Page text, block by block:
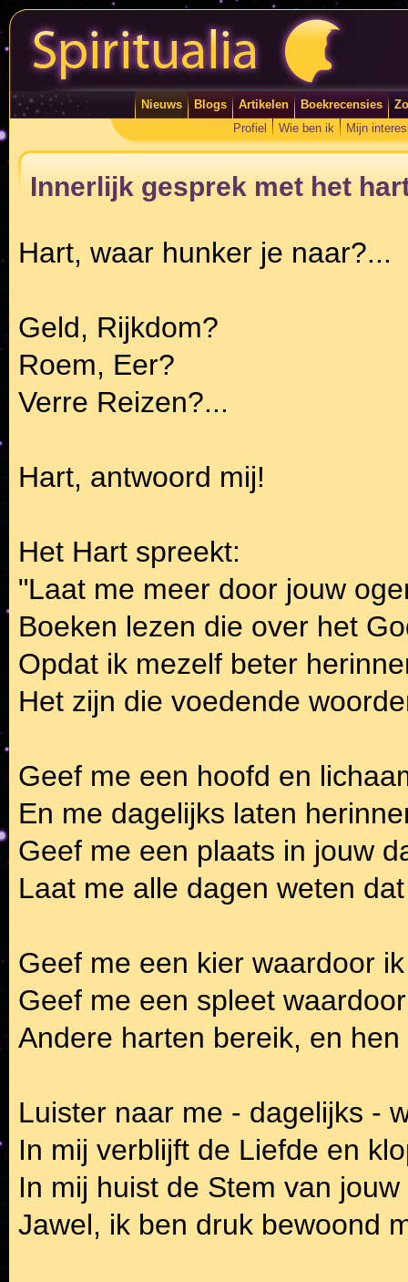
Nieuws Blogs Artikelen Boekrecensies
Profiel
Wie ben ik Mijn
Innerlijk gesprek met het
Hart, waar hunker je naar?...
Geld, Rijkdom?
Roem, Eer?
Verre Reizen?...
Hart, antwoord mij!
Het Hart spreekt:
"Laat me meer door jouw
Boeken lezen die over het
Opdat ik mezelf beter
Het zijn die voedende
Geef me een hoofd en
En me dagelijks laten
Geef me een plaats in jouw
Laat me alle dagen weten
Geef me een kier waardoor
Geef me een spleet
Andere harten bereik, en
Luister naar me - dagelijks -
In mij verblijft de Liefde en
In mij huist de Stem van
Jawel, ik ben druk bewoond